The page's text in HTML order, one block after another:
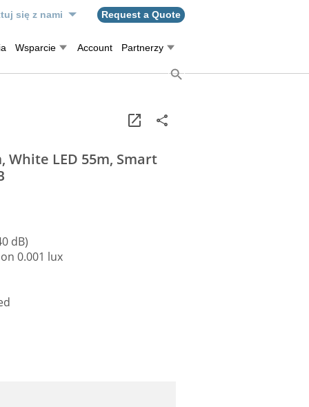
się z nami Request a Quote
Wsparcie Account Partnerzy
White LED 55m, Smart
dB)
0.001 lux